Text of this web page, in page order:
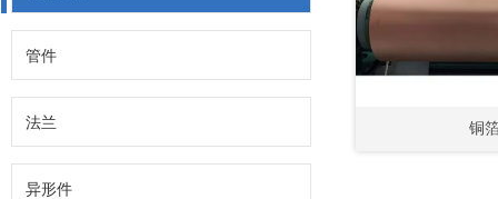
管件
法兰
异形件
铜